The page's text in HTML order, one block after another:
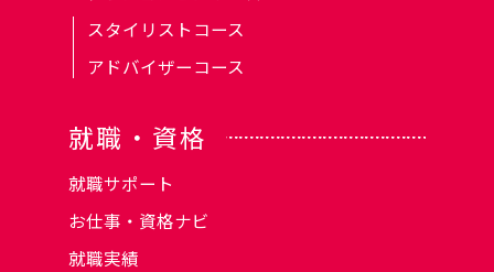
スタイリストコース
アドバイザーコース
就職・資格
就職サポート
お仕事・資格ナビ
就職実績